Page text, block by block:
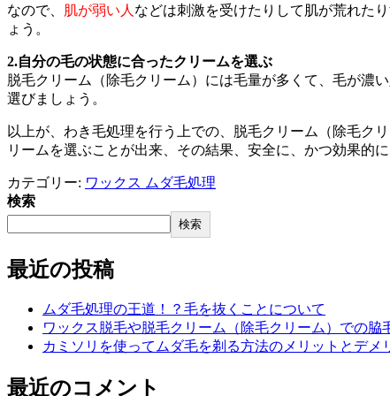
なので、 肌が弱い人 などは刺激を受けたりして肌が荒れたり
ょう。
2.自分の毛の状態に合ったクリームを選ぶ
脱毛クリーム（除毛クリーム）には毛量が多くて、毛が濃
選びましょう。
以上が、わき毛処理を行う上での、脱毛クリーム（除毛ク
リームを選ぶことが出来、その結果、安全に、かつ効果的
カテゴリー: ワックス ムダ毛処理
検索
検索
最近の投稿
ムダ毛処理の王道！？毛を抜くことについて
ワックス脱毛や脱毛クリーム（除毛クリーム）での脇
カミソリを使ってムダ毛を剃る方法のメリットとデメ
最近のコメント